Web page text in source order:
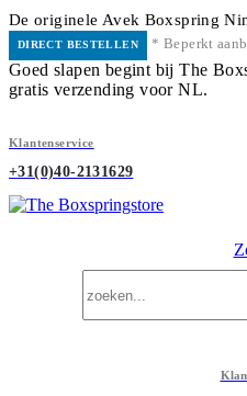
De originele Avek Boxspring
DIRECT BESTELLEN * Beperkt
Goed slapen begint bij The
gratis verzending voor NL.
Klantenservice
+31(0)40-2131629